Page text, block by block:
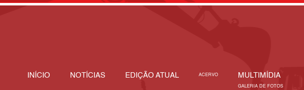
INÍCIO NOTÍCIAS EDIÇÃO ATUAL ACERVO MULTIMÍDIA
GALERIA DE FOTOS